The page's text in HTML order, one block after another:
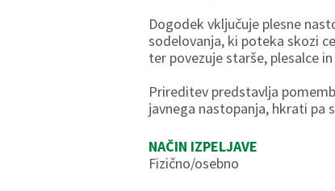
Dogodek vključuje plesne
sodelovanja, ki poteka skozi
ter povezuje starše, plesalce
Prireditev predstavlja
javnega nastopanja, hkrati pa
NAČIN IZPELJAVE
Fizično/osebno